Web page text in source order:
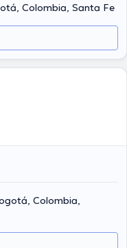
de especialización y
el médico puede
Colombia, Santa Fe
Colombia,